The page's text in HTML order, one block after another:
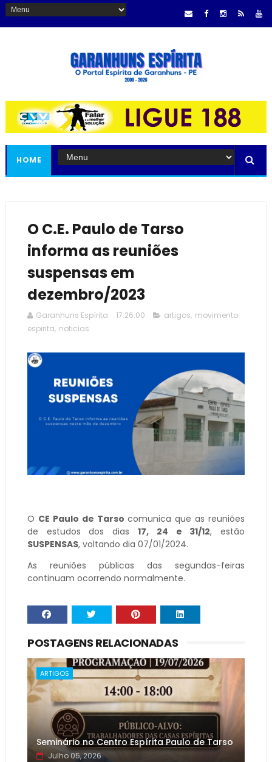
HOME
O C.E. Paulo de Tarso
informa as reuniões
suspensas em
dezembro/2023
Garanhuns Espírita 17:26:00 artigos, movimento
espirita, noticias
O CE Paulo de Tarsocomunica que as reuniões
de estudos dos dias 17, 24 e 31/12, estão
SUSPENSAS, voltando dia 07/01/2024.
As reuniões públicas das segundas-feiras
continuam ocorrendo normalmente.
POSTAGENS RELACIONADAS
ARTIGOS
Seminário no Centro Espírita Paulo de Tarso
Julho 05, 2026